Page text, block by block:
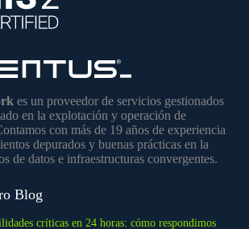
es un proveedor de servicios gestionados
en la explotación y operación de
con más de 19 años de experiencia
depurados y buenas prácticas en la
de datos e infraestructuras convergentes.
Blog
críticas en 24 horas: cómo respondimos